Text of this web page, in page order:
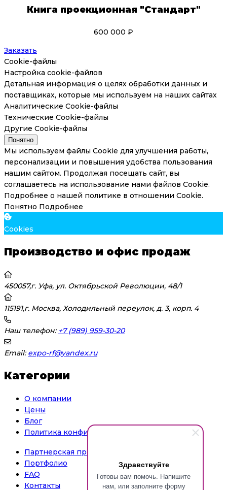
Здравствуйте
Готовы вам помочь. Напишите
нам, или заполните форму
Книга проекционная "Стандарт"
600 000 ₽
Заказать
Cookie-файлы
Настройка cookie-файлов
Детальная информация о целях обработки данных и
поставщиках, которые мы используем на наших сайтах
Аналитические Cookie-файлы
Технические Cookie-файлы
Другие Cookie-файлы
Понятно
Мы используем файлы Cookie для улучшения работы,
персонализации и повышения удобства пользования
нашим сайтом. Продолжая посещать сайт, вы
соглашаетесь на использование нами файлов Cookie.
Подробнее о нашей политике в отношении Cookie.
Понятно Подробнее
Cookies
Производство и офис продаж
450057,г. Уфа, ул. Октябрьской Революции, 48/1
115191,г. Москва, Холодильный переулок, д. 3, корп. 4
Наш телефон: +7 (989) 959-30-20
Email: expo-rf@yandex.ru
Категории
О компании
Цены
Блог
Политика конфиденциальности
Партнерская программа
Портфолио
FAQ
Контакты